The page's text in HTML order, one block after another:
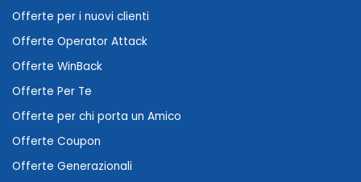
Offerte per i nuovi clienti
Offerte Operator Attack
Offerte WinBack
Offerte Per Te
Offerte per chi porta un Amico
Offerte Coupon
Offerte Generazionali